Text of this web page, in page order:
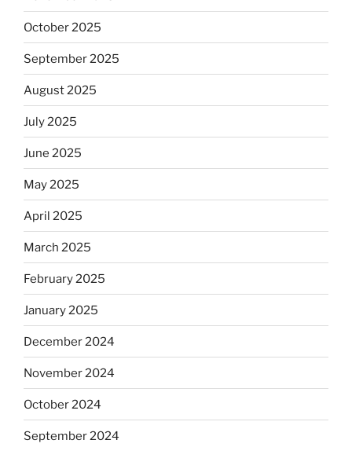
October 2025
September 2025
August 2025
July 2025
June 2025
May 2025
April 2025
March 2025
February 2025
January 2025
December 2024
November 2024
October 2024
September 2024